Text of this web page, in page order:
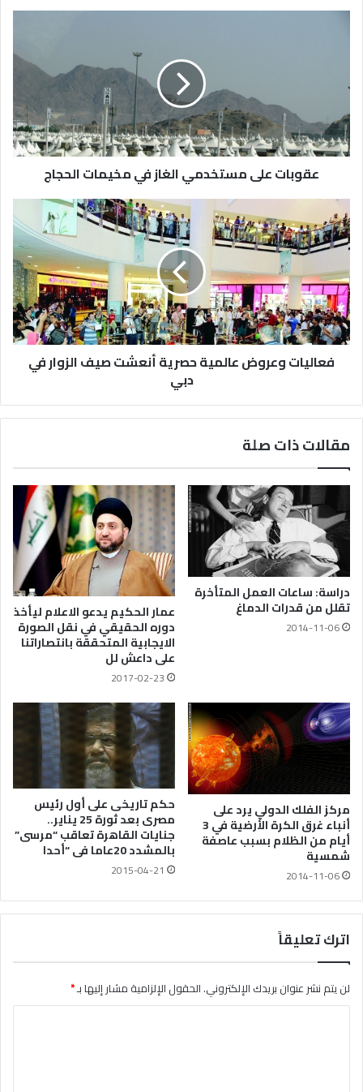
عقوبات على مستخدمي الغاز في مخيمات الحجاج
فعاليات وعروض عالمية حصرية أنعشت صيف الزوار في
دبي
مقالات ذات صلة
دراسة: ساعات العمل المتأخرة
تقلل من قدرات الدماغ
2014-11-06
عمار الحكيم يدعو الاعلام ليأخذ
دوره الحقيقي في نقل الصورة
الايجابية المتحققة بانتصاراتنا
على داعش لل
2017-02-23
مركز الفلك الدولي يرد على
أنباء غرق الكرة الأرضية في 3
أيام من الظلام بسبب عاصفة
شمسية
2014-11-06
حكم تاريخى على أول رئيس
مصرى بعد ثورة 25 يناير..
جنايات القاهرة تعاقب “مرسى”
بالمشدد 20عاما فى “أحدا
2015-04-21
اترك تعليقاً
لن يتم نشر عنوان بريدك الإلكتروني.الحقول الإلزامية مشار إليها بـ*